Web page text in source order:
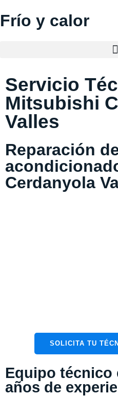
Frío y calor
Servicio
Mitsubishi
Valles
Reparación
Cerdanyola
SOLICITA TU
Equipo técnico
años de